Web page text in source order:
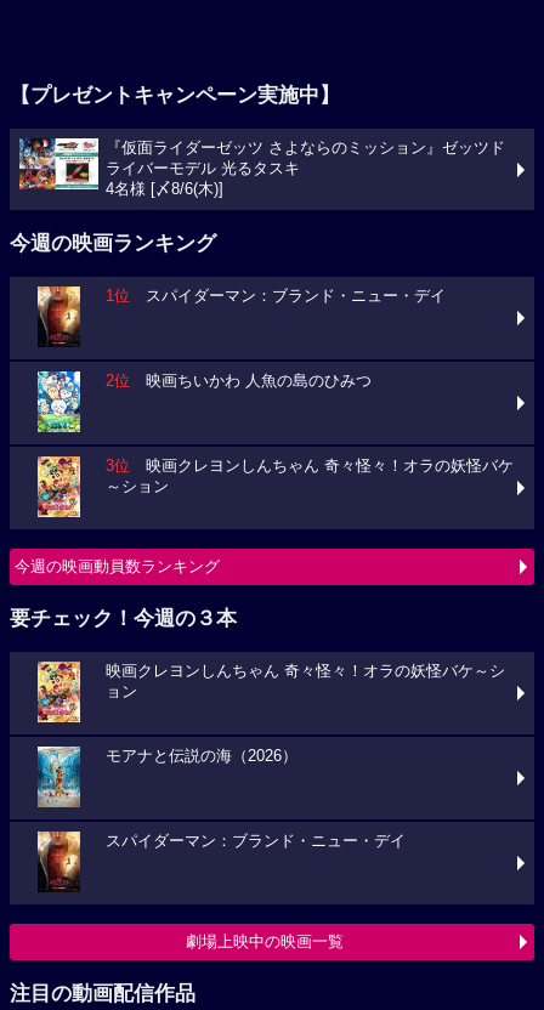
【プレゼントキャンペーン実施中】
『仮面ライダーゼッツ さよならのミッション』ゼッツド
ライバーモデル 光るタスキ
4名様 [〆8/6(木)]
今週の映画ランキング
1位 スパイダーマン：ブランド・ニュー・デイ
2位 映画ちいかわ 人魚の島のひみつ
3位 映画クレヨンしんちゃん 奇々怪々！オラの妖怪バケ
～ション
今週の映画動員数ランキング
要チェック！今週の３本
映画クレヨンしんちゃん 奇々怪々！オラの妖怪バケ～シ
ョン
モアナと伝説の海（2026）
スパイダーマン：ブランド・ニュー・デイ
劇場上映中の映画一覧
注目の動画配信作品